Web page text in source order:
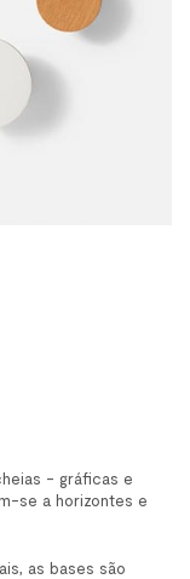
- gráficas e
se a horizontes e
as bases são